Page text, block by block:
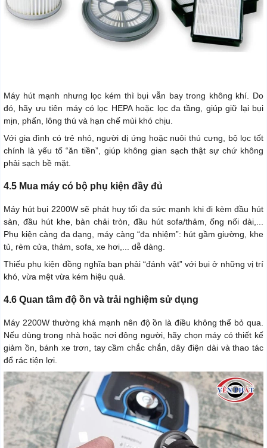
Máy hút mạnh nhưng lọc kém thì bụi vẫn bay trong không khí. Do
đó, hãy ưu tiên máy có lọc HEPA hoặc lọc đa tầng, giúp giữ lại bụi
mịn, phấn, lông thú và hạn chế mùi khó chịu.
Với gia đình có trẻ nhỏ, người dị ứng hoặc nuôi thú cưng, bộ lọc tốt
chính là yếu tố “ăn tiền”, giúp không gian sạch thật sự chứ không
phải sạch bề mặt.
4.5 Mua máy có bộ phụ kiện đầy đủ
Máy hút bụi 2200W sẽ phát huy tối đa sức mạnh khi đi kèm đầu hút
sàn, đầu hút khe, bàn chải tròn, đầu hút sofa/thảm, ống nối dài,...
Phụ kiện càng đa dạng, máy càng “đa nhiệm”: hút gầm giường, khe
tủ, rèm cửa, thảm, sofa, xe hơi,... dễ dàng.
Thiếu phụ kiện đồng nghĩa bạn phải “đánh vật” với bụi ở những vị trí
khó, vừa mệt vừa kém hiệu quả.
4.6 Quan tâm độ ồn và trải nghiệm sử dụng
Máy 2200W thường khá mạnh nên độ ồn là điều không thể bỏ qua.
Nếu dùng trong nhà hoặc nơi đông người, hãy chọn máy có thiết kế
giảm ồn, bánh xe trơn, tay cầm chắc chắn, dây điện dài và thao tác
đổ rác tiện lợi.